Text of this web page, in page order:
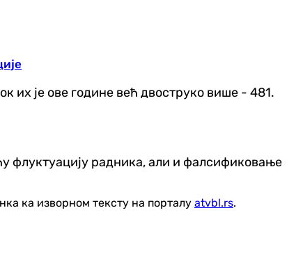
их је ове године већ двоструко више - 481.
флуктуацију радника, али и фалсификовање
ка изворном тексту на порталу atvbl.rs.